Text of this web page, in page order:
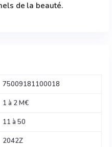
de la beauté.
75009181100018
1 à 2 M€
11 à 50
2042Z